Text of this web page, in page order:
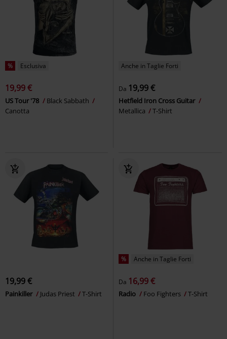
% Esclusiva
19,99 €
US Tour '78
Black Sabbath
Canotta
Anche in Taglie Forti
Da 19,99 €
Hetfield Iron Cross Guitar
Metallica
T-Shirt
19,99 €
Painkiller Judas Priest T-Shirt
% Anche in Taglie Forti
Da 16,99 €
Radio Foo Fighters T-Shirt